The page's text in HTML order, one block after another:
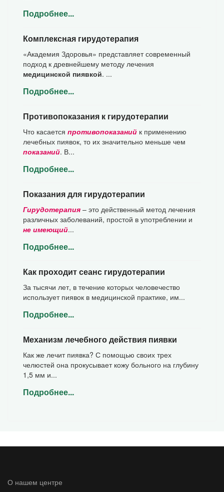
Подробнее...
Комплексная гирудотерапия
«Академия Здоровья» представляет современный
подход к древнейшему методу лечения
медицинской пиявкой. ...
Подробнее...
Противопоказания к гирудотерапии
Что касается противопоказаний к применению
лечебных пиявок, то их значительно меньше чем
показаний. В...
Подробнее...
Показания для гирудотерапии
Гирудотерапия – это действенный метод лечения
различных заболеваний, простой в употреблении и
не имеющий...
Подробнее...
Как проходит сеанс гирудотерапии
За тысячи лет, в течение которых человечество
использует пиявок в медицинской практике, им...
Подробнее...
Механизм лечебного действия пиявки
Как же лечит пиявка? С помощью своих трех
челюстей она прокусывает кожу больного на глубину
1,5 мм и...
Подробнее...
О нашем центре